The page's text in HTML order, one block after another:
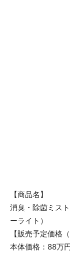
【商品名】
消臭・除菌ミス
ーライト）
【販売予定価格
本体価格：88万